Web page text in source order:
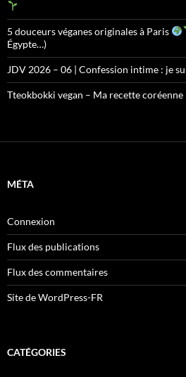
5 douceurs véganes originales à Paris
Égypte…)
JDV 2026 – 06 | Confession intime : je
Tteokbokki vegan – Ma recette coréenne
MÉTA
Connexion
Flux des publications
Flux des commentaires
Site de WordPress-FR
CATÉGORIES